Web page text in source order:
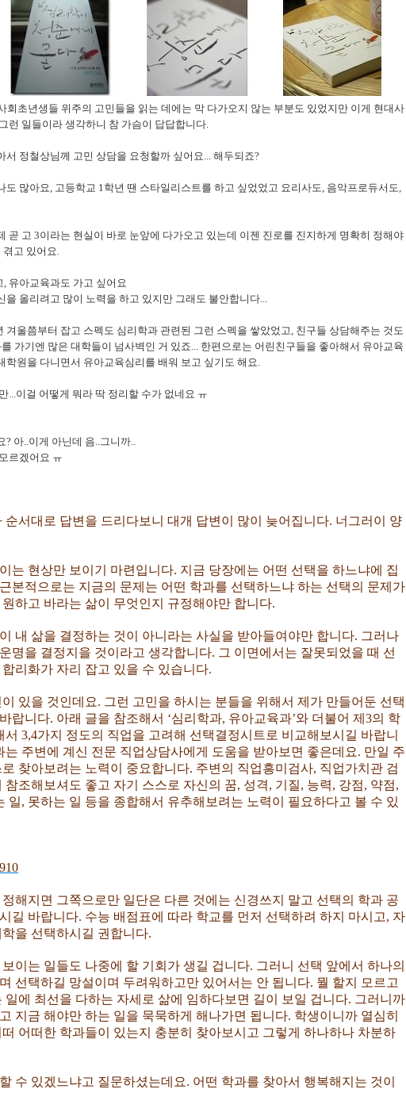
회초년생들 위주의 고민들을 읽는 데에는 막 다가오지 않는 부분도 있었지만 이게 현대사
런 일들이라 생각하니 참 가슴이 답답합니다.
서 정철상님께 고민 상담을 요청할까 싶어요... 해두되죠?
도 많아요, 고등학교 1학년 땐 스타일리스트를 하고 싶었었고 요리사도, 음악프로듀서도,
곧 고 3이라는 현실이 바로 눈앞에 다가오고 있는데 이젠 진로를 진지하게 명확히 정해야
겪고 있어요.
유아교육과도 가고 싶어요
을 올리려고 많이 노력을 하고 있지만 그래도 불안합니다...
겨울쯤부터 잡고 스펙도 심리학과 관련된 그런 스펙을 쌓았었고, 친구들 상담해주는 것도
가기엔 많은 대학들이 넘사벽인 거 있죠... 한편으로는 어린친구들을 좋아해서 유아교육
학원을 다니면서 유아교육심리를 배워 보고 싶기도 해요.
...이걸 어떻게 뭐라 딱 정리할 수가 없네요 ㅠ
? 아..이게 아닌데 음..그니까..
르겠어요 ㅠ
순서대로 답변을 드리다보니 대개 답변이 많이 늦어집니다. 너그러이 양
는 현상만 보이기 마련입니다. 지금 당장에는 어떤 선택을 하느냐에 집
본적으로는 지금의 문제는 어떤 학과를 선택하느냐 하는 선택의 문제가
하고 바라는 삶이 무엇인지 규정해야만 합니다.
내 삶을 결정하는 것이 아니라는 사실을 받아들여야만 합니다. 그러나
명을 결정지을 것이라고 생각합니다. 그 이면에서는 잘못되었을 때 선
리화가 자리 잡고 있을 수 있습니다.
있을 것인데요. 그런 고민을 하시는 분들을 위해서 제가 만들어둔 선택
랍니다. 아래 글을 참조해서 ‘심리학과, 유아교육과’와 더불어 제3의 학
3,4가지 정도의 직업을 고려해 선택결정시트로 비교해보시길 바랍니
는 주변에 계신 전문 직업상담사에게 도움을 받아보면 좋은데요. 만일 주
찾아보려는 노력이 중요합니다. 주변의 직업흥미검사, 직업가치관 검
조해보셔도 좋고 자기 스스로 자신의 꿈, 성격, 기질, 능력, 강점, 약점,
일, 못하는 일 등을 종합해서 유추해보려는 노력이 필요하다고 볼 수 있
해지면 그쪽으로만 일단은 다른 것에는 신경쓰지 말고 선택의 학과 공
길 바랍니다. 수능 배점표에 따라 학교를 먼저 선택하려 하지 마시고, 자
을 선택하시길 권합니다.
이는 일들도 나중에 할 기회가 생길 겁니다. 그러니 선택 앞에서 하나의
선택하길 망설이며 두려워하고만 있어서는 안 됩니다. 뭘 할지 모르고
일에 최선을 다하는 자세로 삶에 임하다보면 길이 보일 겁니다. 그러니까
지금 해야만 하는 일을 묵묵하게 해나가면 됩니다. 학생이니까 열심히
어떠한 학과들이 있는지 충분히 찾아보시고 그렇게 하나하나 차분하
수 있겠느냐고 질문하셨는데요. 어떤 학과를 찾아서 행복해지는 것이